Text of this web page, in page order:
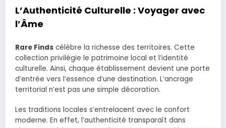
L’Authenticité Culturelle : Voyager avec
l’Âme
Rare Finds célèbre la richesse des territoires. Cette
collection privilégie le patrimoine local et l’identité
culturelle. Ainsi, chaque établissement devient une porte
d’entrée vers l’essence d’une destination. L’ancrage
territorial n’est pas une simple décoration.
Les traditions locales s’entrelacent avec le confort
moderne. En effet, l’authenticité transparaît dans